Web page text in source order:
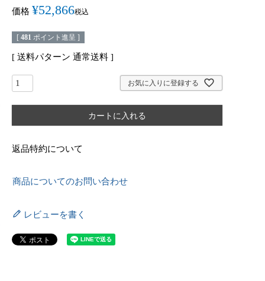
価格 ¥52,866税込
[ 481 ポイント進呈 ]
送料パターン 通常送料
お気に入りに登録する
カートに入れる
返品特約について
商品についてのお問い合わせ
レビューを書く